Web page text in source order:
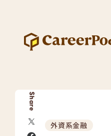
Share
外資系金融